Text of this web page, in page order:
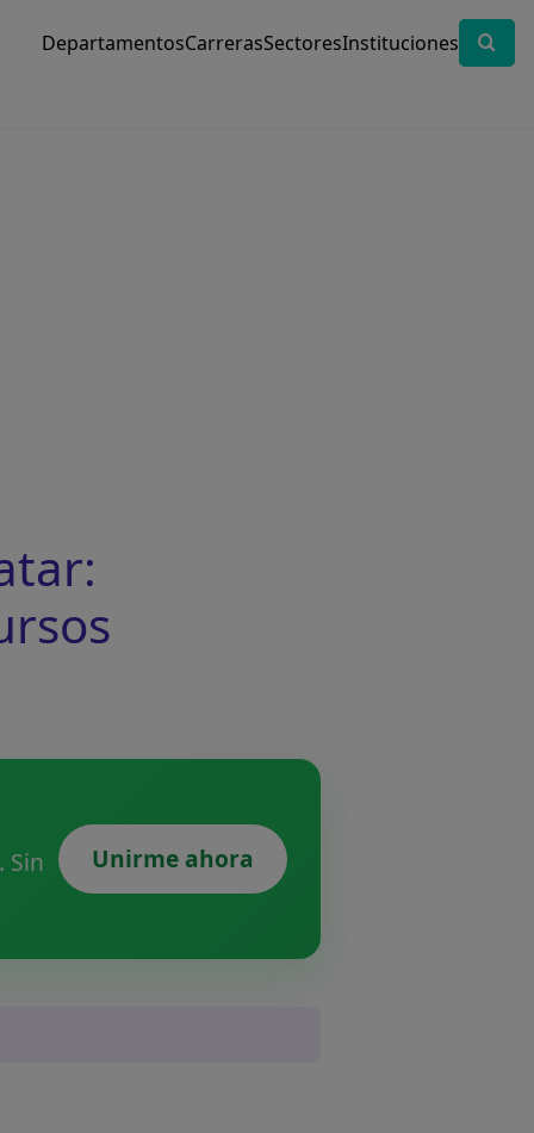
DepartamentosCarrerasSectoresInstituciones
Sin Unirme ahora